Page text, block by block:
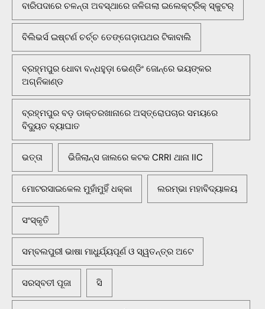
ବାରିପଦାରେ ଚଳନ୍ତା ଅବସ୍ଥାରେ ଜଳିଗଲା ଇଲେକ୍ଟ୍ରିକ୍ ସ୍କୁଟର୍
ବିଲିଭର୍ସ ଇଷ୍ଟର୍ଣ ଚର୍ଚ୍ଚ ତେଙ୍ଗେଡ଼ାପଥର ଟିକାବାଲି
ବ୍ରହ୍ମପୁର ଧୋବା ବନ୍ଧହୁଡ଼ା ଭେଣ୍ଡିଂ ଜୋନ୍‌ରେ ଭୟଙ୍କର
ଅଗ୍ନିକାଣ୍ଡ
ବ୍ରହ୍ମପୁର ବଡ଼ ଡାକ୍ତରଖାନାରେ ଅସ୍ତ୍ରୋପଚାର ସମୟରେ
ବିଦ୍ୟୁତ ବ୍ୟାଘାତ
ଭତ୍ତା ଭିଜିଲାନ୍ସ ଜାଲରେ କଟକ CRRI ଥାନା IIC
ମୋଟରସାଇକେଲ ମୁହାଁମୁହିଁ ଧକ୍କା ଲରମ୍ଭା ମହାବିଦ୍ୟାଳୟ
ସଂସ୍କୃତି
ସମ୍ବଲପୁରୀ ଭାଷା ମାଧୁର୍ଯ୍ୟପୂର୍ଣ ଓ ସ୍ୱତନ୍ତ୍ର ଅଟେ
ସରସ୍ବତୀ ପୂଜା ସି